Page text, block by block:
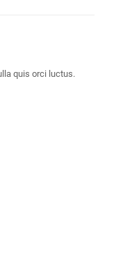
quis orci luctus.